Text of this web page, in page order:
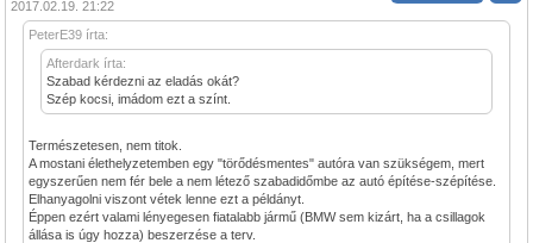
2017.02.19. 21:22
PeterE39 írta:
Afterdark írta:
Szabad kérdezni az eladás okát?
Szép kocsi, imádom ezt a színt.
Természetesen, nem titok.
A mostani élethelyzetemben egy "törődésmentes" autóra van szükségem, mert
egyszerűen nem fér bele a nem létező szabadidőmbe az autó építése-szépítése.
Elhanyagolni viszont vétek lenne ezt a példányt.
Éppen ezért valami lényegesen fiatalabb jármű (BMW sem kizárt, ha a csillagok
állása is úgy hozza) beszerzése a terv.